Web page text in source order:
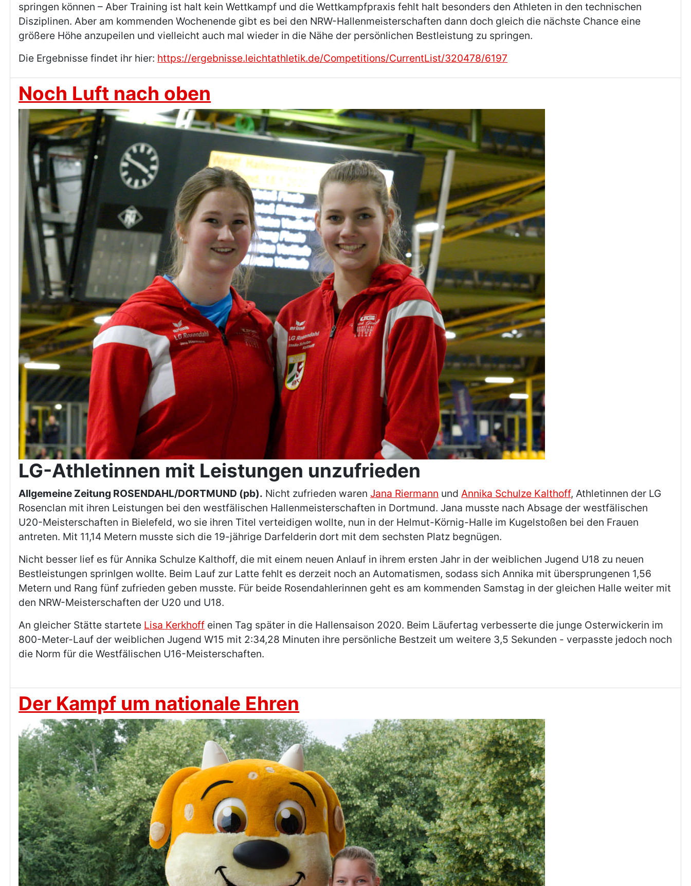
springen können – Aber Training ist halt kein Wettkampf und die Wettkampfpraxis fehlt halt besonders den Athleten in den technischen
Disziplinen. Aber am kommenden Wochenende gibt es bei den NRW-Hallenmeisterschaften dann doch gleich die nächste Chance eine
größere Höhe anzupeilen und vielleicht auch mal wieder in die Nähe der persönlichen Bestleistung zu springen.
Die Ergebnisse findet ihr hier: https://ergebnisse.leichtathletik.de/Competitions/CurrentList/320478/6197
Noch Luft nach oben
LG-Athletinnen mit Leistungen unzufrieden
Allgemeine Zeitung ROSENDAHL/DORTMUND (pb). Nicht zufrieden waren Jana Riermann undAnnika Schulze Kalthoff, Athletinnen der LG
Rosenclan mit ihren Leistungen bei den westfälischen Hallenmeisterschaften in Dortmund. Jana musste nach Absage der westfälischen
U20-Meisterschaften in Bielefeld, wo sie ihren Titel verteidigen wollte, nun in der Helmut-Körnig-Halle im Kugelstoßen bei den Frauen
antreten. Mit 11,14 Metern musste sich die 19-jährige Darfelderin dort mit dem sechsten Platz begnügen.
Nicht besser lief es für Annika Schulze Kalthoff, die mit einem neuen Anlauf in ihrem ersten Jahr in der weiblichen Jugend U18 zu neuen
Bestleistungen sprinIgen wollte. Beim Lauf zur Latte fehlt es derzeit noch an Automatismen, sodass sich Annika mit übersprungenen 1,56
Metern und Rang fünf zufrieden geben musste. Für beide Rosendahlerinnen geht es am kommenden Samstag in der gleichen Halle weiter mit
den NRW-Meisterschaften der U20 und U18.
An gleicher Stätte startete Lisa Kerkhoff einen Tag später in die Hallensaison 2020. Beim Läufertag verbesserte die junge Osterwickerin im
800-Meter-Lauf der weiblichen Jugend W15 mit 2:34,28 Minuten ihre persönliche Bestzeit um weitere 3,5 Sekunden - verpasste jedoch noch
die Norm für die Westfälischen U16-Meisterschaften.
Der Kampf um nationale Ehren